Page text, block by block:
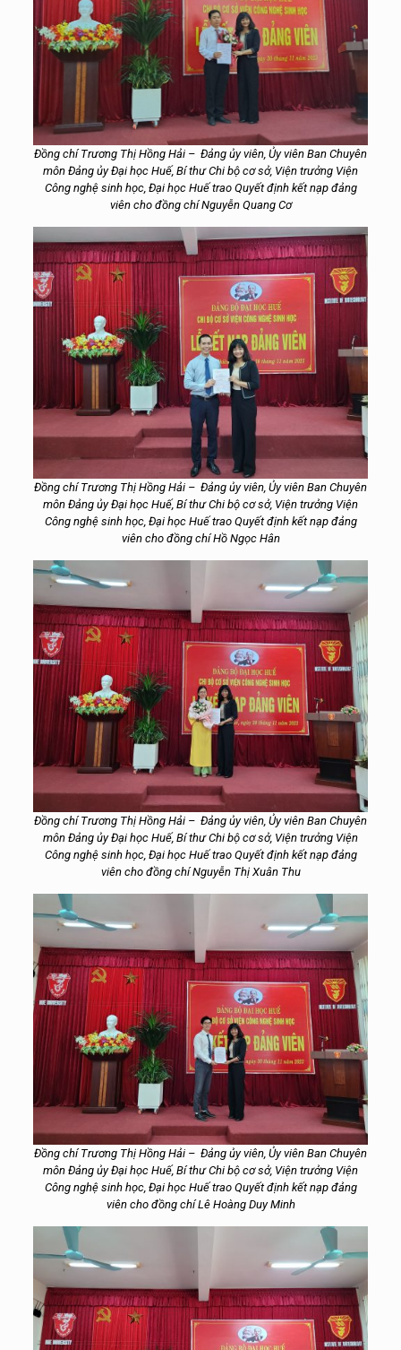
Đồng chí Trương Thị Hồng Hải – Đảng ủy viên, Ủy viên Ban Chuyên
môn Đảng ủy Đại học Huế, Bí thư Chi bộ cơ sở, Viện trưởng Viện
Công nghệ sinh học, Đại học Huế trao Quyết định kết nạp đảng
viên cho đồng chí Nguyễn Quang Cơ
Đồng chí Trương Thị Hồng Hải – Đảng ủy viên, Ủy viên Ban Chuyên
môn Đảng ủy Đại học Huế, Bí thư Chi bộ cơ sở, Viện trưởng Viện
Công nghệ sinh học, Đại học Huế trao Quyết định kết nạp đảng
viên cho đồng chí Hồ Ngọc Hân
Đồng chí Trương Thị Hồng Hải – Đảng ủy viên, Ủy viên Ban Chuyên
môn Đảng ủy Đại học Huế, Bí thư Chi bộ cơ sở, Viện trưởng Viện
Công nghệ sinh học, Đại học Huế trao Quyết định kết nạp đảng
viên cho đồng chí Nguyễn Thị Xuân Thu
Đồng chí Trương Thị Hồng Hải – Đảng ủy viên, Ủy viên Ban Chuyên
môn Đảng ủy Đại học Huế, Bí thư Chi bộ cơ sở, Viện trưởng Viện
Công nghệ sinh học, Đại học Huế trao Quyết định kết nạp đảng
viên cho đồng chí Lê Hoàng Duy Minh